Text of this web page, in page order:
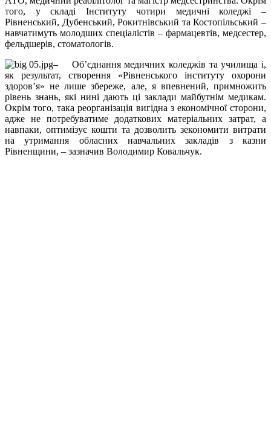
того, у складі Інституту чотири медичні коледжі –
Рівненський, Дубенський, Рокитнівський та Костопільський –
навчатимуть молодших спеціалістів – фармацевтів, медсестер,
фельдшерів, стоматологів.
– Об’єднання медичних коледжів та училища і,
як результат, створення «Рівненського інституту охорони
здоров’я» не лише збереже, але, я впевнений, примножить
рівень знань, які нині дають ці заклади майбутнім медикам.
Окрім того, така реорганізація вигідна з економічної сторони,
адже не потребуватиме додаткових матеріальних затрат, а
навпаки, оптимізує кошти та дозволить зекономити витрати
на утримання обласних навчальних закладів з казни
Рівненщини, – зазначив Володимир Ковальчук.